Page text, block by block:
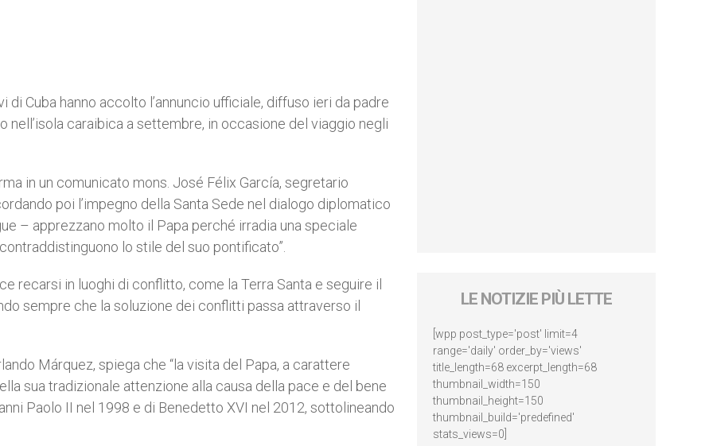
di Cuba hanno accolto l’annuncio ufficiale, diffuso ieri da padre
caraibica a settembre, in occasione del viaggio negli
in un comunicato mons. José Félix García, segretario
poi l’impegno della Santa Sede nel dialogo diplomatico
– apprezzano molto il Papa perché irradia una speciale
lo stile del suo pontificato”.
recarsi in luoghi di conflitto, come la Terra Santa e seguire il
sempre che la soluzione dei conflitti passa attraverso il
Márquez, spiega che “la visita del Papa, a carattere
sua tradizionale attenzione alla causa della pace e del bene
Paolo II nel 1998 e di Benedetto XVI nel 2012, sottolineando
LE NOTIZIE PIÙ LETTE
[wpp post_type='post' limit=4
range='daily' order_by='views'
title_length=68 excerpt_length=68
thumbnail_width=150
thumbnail_height=150
thumbnail_build='predefined'
stats_views=0]